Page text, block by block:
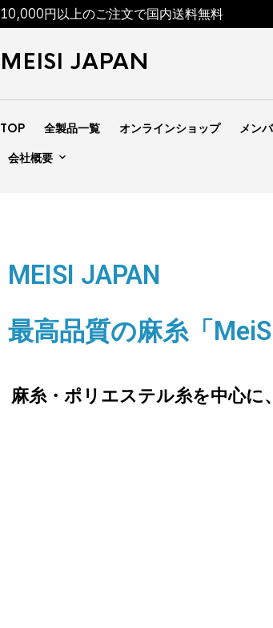
10,000円以上のご注文で国内送料無料
MEISI JAPAN
TOP 全製品一覧 オンラインショップ メン
会社概要
MEISI JAPAN
最高品質の麻糸「
麻糸・ポリエステル糸を中心に